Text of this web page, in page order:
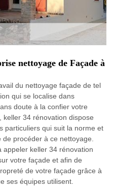
nettoyage de Façade à
du nettoyage façade de tel
qui se localise dans
doute à la confier votre
34 rénovation dispose
particuliers qui suit la norme et
procéder à ce nettoyage.
appeler keller 34 rénovation
votre façade et afin de
de votre façade grâce à
ses équipes utilisent.